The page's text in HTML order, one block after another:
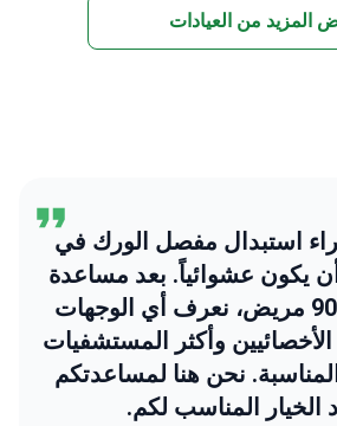
المزيد من العيادات
استبدال مفصل الورك في
يكون عشوائياً. بعد مساعدة
أكثر من 900,000 مريض، نعرف أي الوجهات
وأكثر المستشفيات
المناسبة. نحن هنا لمساعدتكم
الخيار المناسب لكم.